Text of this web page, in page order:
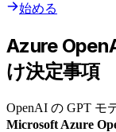
始める
Azure
け決定事項
OpenAI の GPT モ
Microsoft Azure